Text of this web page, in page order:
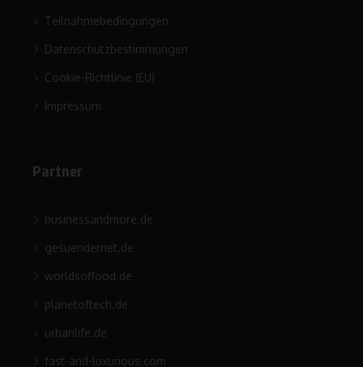
Teilnahmebedingungen
Datenschutzbestimmungen
Cookie-Richtlinie (EU)
Impressum
Partner
businessandmore.de
gesuendernet.de
worldsoffood.de
planetoftech.de
urbanlife.de
fast-and-luxurious.com